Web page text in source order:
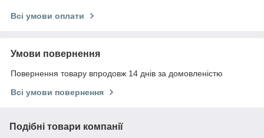
Всі умови оплати
Умови повернення
Повернення товару впродовж 14 днів за домовленістю
Всі умови повернення
Подібні товари компанії